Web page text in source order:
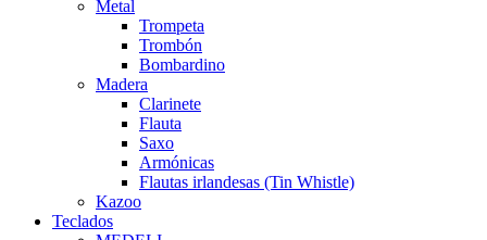
Metal
Trompeta
Trombón
Bombardino
Madera
Clarinete
Flauta
Saxo
Armónicas
Flautas irlandesas (Tin Whistle)
Kazoo
Teclados